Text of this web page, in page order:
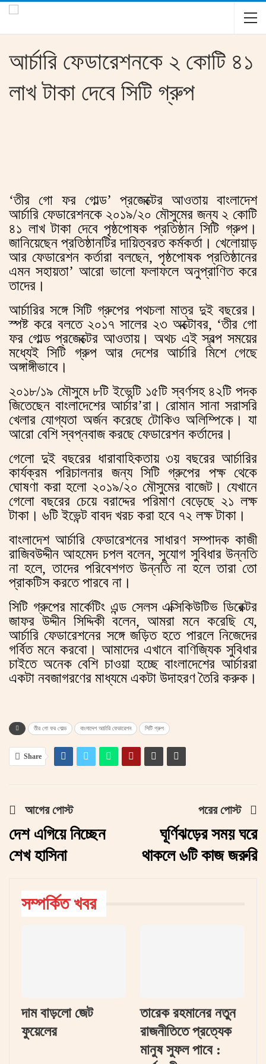
আর্চারি ফেডারেশনকে ২ কোটি ৪১
লাখ টাকা দেবে সিটি গ্রুপ
‘তীর গো ফর গোল্ড’ প্রজেক্টের আওতায় বাংলাদেশ
আর্চারি ফেডারেশনকে ২০১৯/২০ মৌসুমের জন্য ২ কোটি
৪১ লাখ টাকা দেবে পৃষ্ঠপোষক প্রতিষ্ঠান সিটি গ্রুপ।
জানিয়েছেন প্রতিষ্ঠানটির দায়িত্বরত কর্মকর্তা। খেলোয়াড়
আর ফেডারেশন কর্তারা বলছেন, পৃষ্ঠপোষক প্রতিষ্ঠানের
এমন সহায়তা’ আরো ভালো ফলাফলে অনুপ্রাণিত করে
তাদের।
আর্চারির সঙ্গে সিটি গ্রুপের পথচলা মাত্র দুই বছরের।
স্পষ্ট করে বলতে ২০১৭ সালের ২৩ অক্টোবর, ‘তীর গো
ফর গোল্ড প্রজেক্টের আওতায়। অথচ এই স্বল্প সময়ের
মধ্যেই সিটি গ্রুপ আর দেশের আর্চারি মিশে গেছে
অঙ্গাঙ্গীভাবে।
২০১৮/১৯ মৌসুমে ৮টি ইভেন্টি ১৫টি স্বর্ণসহ ৪২টি পদক
জিতেছেন বাংলাদেশের আর্চার’রা। রোমান সানা সরাসরি
খেলার যোগ্যতা অর্জন করেছে টোকিও অলিম্পিকে। যা
আরো বেশি স্বপ্নবাজ করছে ফেডারেশন কর্তাদের।
গেলো দুই বছরের ধারাবাহিকতায় ৩য় বছরের আর্চারির
কার্যক্রম পরিচালনার জন্য সিটি গ্রুপের পক্ষ থেকে
ঘোষণা করা হলো ২০১৯/২০ মৌসুমের বাজেট। যেখানে
গেলো বছরের চেয়ে বরাদ্দের পরিমাণ বেড়েছে ২১ লক্ষ
টাকা। ৬টি ইভেন্ট বাবদ খরচ করা হবে ৭২ লক্ষ টাকা।
বাংলাদেশ আর্চারি ফেডারেশনের সাধারণ সম্পাদক কাজী
রাজিবউদ্দীন আহমেদ চপল বলেন, সুযোগ সুবিধার উন্নতি
না হলে, তাদের পরিবেশগত উন্নতি না হলে তারা তো
প্রাকটিস করতে পারবে না।
সিটি গ্রুপের মার্কেটিং এন্ড সেলস এক্সিকিউটিভ ডিরেক্টর
জাফর উদ্দীন সিদ্দিকী বলেন, আমরা মনে করেছি যে,
আর্চারি ফেডারেশনের সঙ্গে জড়িত হতে পারলে নিজেদের
গর্বিত মনে করবো। আমাদের এখানে বাণিজ্যিক সুবিধার
চাইতে অনেক বেশি চাওয়া হচ্ছে বাংলাদেশের আর্চাররা
একটা নবজাগরণের মাধ্যমে একটা উদাহরণ তৈরি করুক।
তীর গো ফর গোল্ড বাংলাদেশ আর্চারি ফেডারেশন সিটি গ্রুপ
Share
আগের পোস্ট
দেশ এগিয়ে নিচ্ছেন
শেখ হাসিনা
পরের পোস্ট
ঘূর্ণিঝড়ের সময় ঘরে
থাকলে ৬টি কাজ জরুরি
সম্পর্কিত খবর
দাম বাড়লো জেট
ফুয়েলের
তারেক রহমানের নতুন
রাজনীতিতে প্রত্যেক
মানুষ সুফল পাবে :